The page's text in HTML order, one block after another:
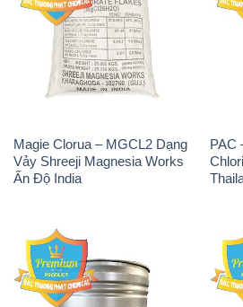
Magie Clorua – MGCL2 Dạng
Vảy Shreeji Magnesia Works
Ấn Độ India
PAC